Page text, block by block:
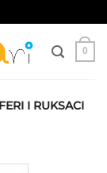
0
I RUKSACI